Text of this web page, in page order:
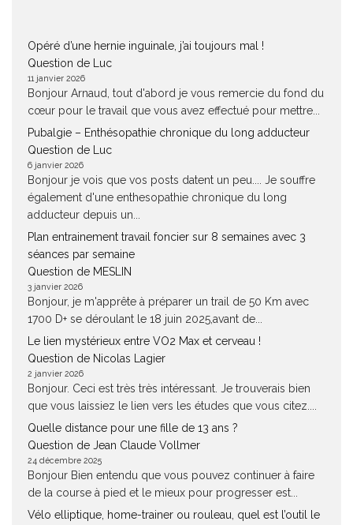
Opéré d’une hernie inguinale, j’ai toujours mal !
Question de Luc
11 janvier 2026
Bonjour Arnaud, tout d'abord je vous remercie du fond du
cœur pour le travail que vous avez effectué pour mettre...
Pubalgie – Enthésopathie chronique du long adducteur
Question de Luc
6 janvier 2026
Bonjour je vois que vos posts datent un peu.... Je souffre
également d'une enthesopathie chronique du long
adducteur depuis un...
Plan entrainement travail foncier sur 8 semaines avec 3
séances par semaine
Question de MESLIN
3 janvier 2026
Bonjour, je m'apprête à préparer un trail de 50 Km avec
1700 D+ se déroulant le 18 juin 2025,avant de...
Le lien mystérieux entre VO2 Max et cerveau !
Question de Nicolas Lagier
2 janvier 2026
Bonjour. Ceci est très très intéressant. Je trouverais bien
que vous laissiez le lien vers les études que vous citez....
Quelle distance pour une fille de 13 ans ?
Question de Jean Claude Vollmer
24 décembre 2025
Bonjour Bien entendu que vous pouvez continuer à faire
de la course à pied et le mieux pour progresser est...
Vélo elliptique, home-trainer ou rouleau, quel est l’outil le